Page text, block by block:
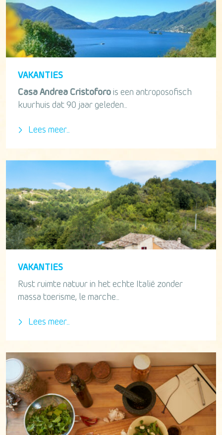
VAKANTIES
Casa Andrea Cristoforo is een antroposofisch
kuurhuis dat 90 jaar geleden...
Lees meer...
VAKANTIES
Rust ruimte natuur in het echte Italië zonder
massa toerisme, le marche...
Lees meer...